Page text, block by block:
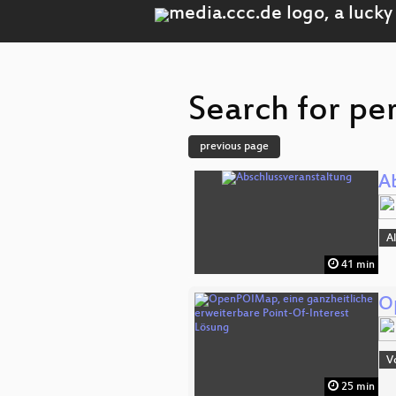
Search for
previous page
41 min
25 min